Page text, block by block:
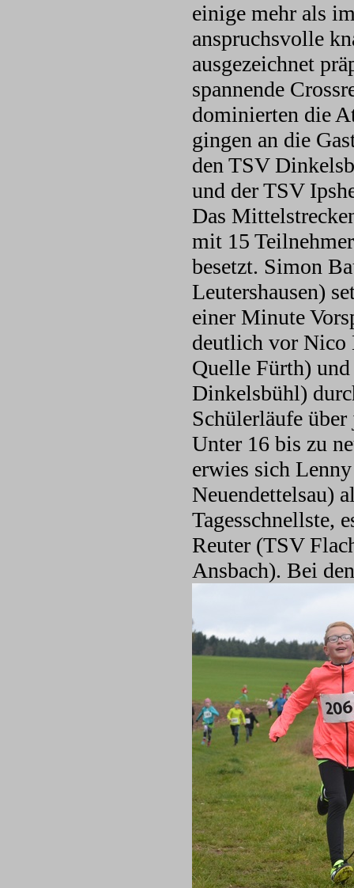
einige mehr als
anspruchsvolle
ausgezeichnet
spannende
dominierten die
gingen an die
den TSV
und der TSV
Das
mit 15
besetzt. Simon
Leutershausen)
einer Minute
deutlich vor Nico
Quelle Fürth)
Dinkelsbühl)
Schülerläufe
Unter 16 bis zu
erwies sich
Neuendettelsau)
Tagesschnellste,
Reuter (TSV
Ansbach). Bei